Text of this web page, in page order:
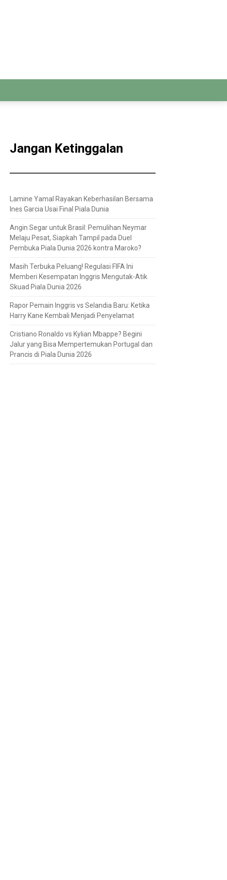
Jangan Ketinggalan
Lamine Yamal Rayakan Keberhasilan Bersama
Ines Garcia Usai Final Piala Dunia
Angin Segar untuk Brasil: Pemulihan Neymar
Melaju Pesat, Siapkah Tampil pada Duel
Pembuka Piala Dunia 2026 kontra Maroko?
Masih Terbuka Peluang! Regulasi FIFA Ini
Memberi Kesempatan Inggris Mengutak-Atik
Skuad Piala Dunia 2026
Rapor Pemain Inggris vs Selandia Baru: Ketika
Harry Kane Kembali Menjadi Penyelamat
Cristiano Ronaldo vs Kylian Mbappe? Begini
Jalur yang Bisa Mempertemukan Portugal dan
Prancis di Piala Dunia 2026